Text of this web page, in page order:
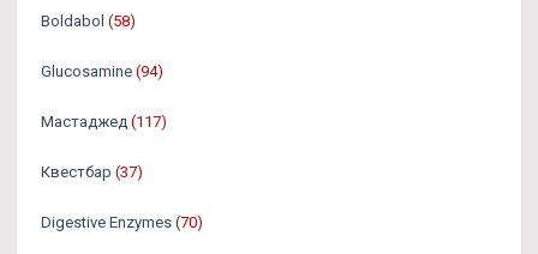
Boldabol (58)
Glucosamine (94)
Мастаджед (117)
Квестбар (37)
Digestive Enzymes (70)